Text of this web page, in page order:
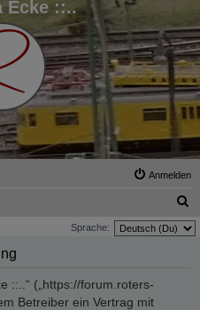
Ecke ::..
Anmelden
u
Sprache:
::..“ („https://forum.roters-
Betreiber ein Vertrag mit